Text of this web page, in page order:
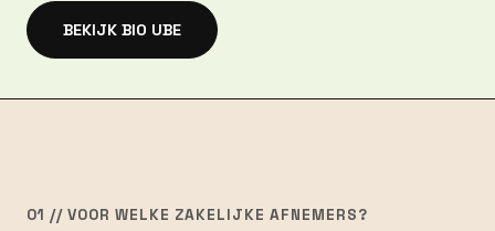
BEKIJK BIO UBE
01 // VOOR WELKE ZAKELIJKE AFNEMERS?